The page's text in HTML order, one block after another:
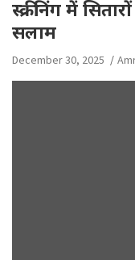
स्क्रीनिंग में
सलाम
December 30, 2025